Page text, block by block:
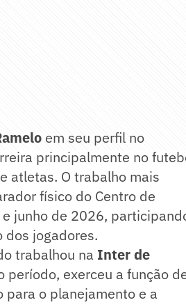
em seu perfil no
principalmente no
atletas. O trabalho mais
físico do Centro de
junho de 2026,
dos jogadores.
trabalhou na Inter de
exerceu a função
o planejamento e a